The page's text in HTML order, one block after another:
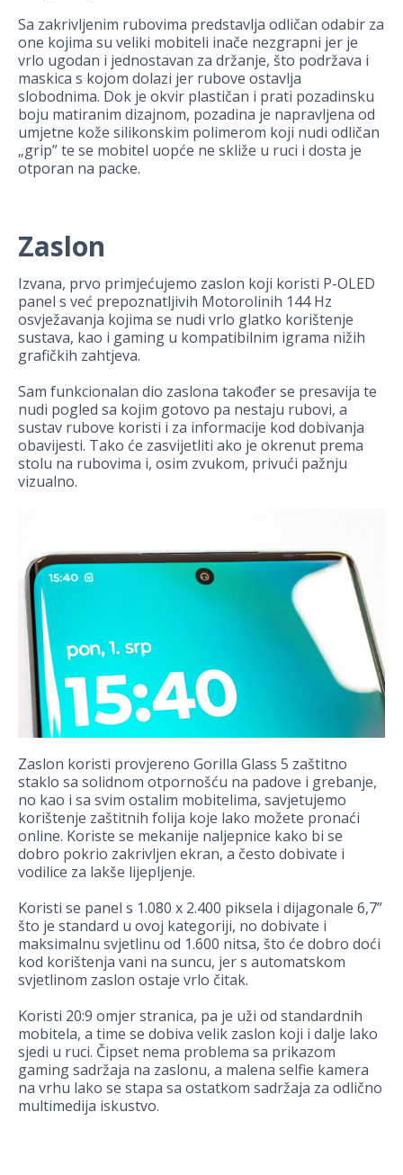
Sa zakrivljenim rubovima predstavlja odličan odabir za
one kojima su veliki mobiteli inače nezgrapni jer je
vrlo ugodan i jednostavan za držanje, što podržava i
maskica s kojom dolazi jer rubove ostavlja
slobodnima. Dok je okvir plastičan i prati pozadinsku
boju matiranim dizajnom, pozadina je napravljena od
umjetne kože silikonskim polimerom koji nudi odličan
„grip” te se mobitel uopće ne skliže u ruci i dosta je
otporan na packe.
Zaslon
Izvana, prvo primjećujemo zaslon koji koristi P-OLED
panel s već prepoznatljivih Motorolinih 144 Hz
osvježavanja kojima se nudi vrlo glatko korištenje
sustava, kao i gaming u kompatibilnim igrama nižih
grafičkih zahtjeva.
Sam funkcionalan dio zaslona također se presavija te
nudi pogled sa kojim gotovo pa nestaju rubovi, a
sustav rubove koristi i za informacije kod dobivanja
obavijesti. Tako će zasvijetliti ako je okrenut prema
stolu na rubovima i, osim zvukom, privući pažnju
vizualno.
Zaslon koristi provjereno Gorilla Glass 5 zaštitno
staklo sa solidnom otpornošću na padove i grebanje,
no kao i sa svim ostalim mobitelima, savjetujemo
korištenje zaštitnih folija koje lako možete pronaći
online. Koriste se mekanije naljepnice kako bi se
dobro pokrio zakrivljen ekran, a često dobivate i
vodilice za lakše lijepljenje.
Koristi se panel s 1.080 x 2.400 piksela i dijagonale 6,7”
što je standard u ovoj kategoriji, no dobivate i
maksimalnu svjetlinu od 1.600 nitsa, što će dobro doći
kod korištenja vani na suncu, jer s automatskom
svjetlinom zaslon ostaje vrlo čitak.
Koristi 20:9 omjer stranica, pa je uži od standardnih
mobitela, a time se dobiva velik zaslon koji i dalje lako
sjedi u ruci. Čipset nema problema sa prikazom
gaming sadržaja na zaslonu, a malena selfie kamera
na vrhu lako se stapa sa ostatkom sadržaja za odlično
multimedija iskustvo.